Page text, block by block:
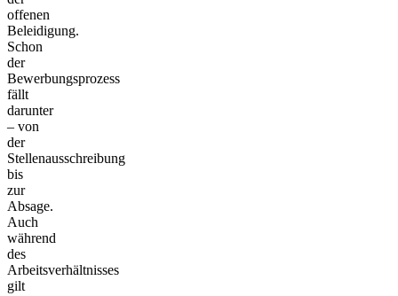
offenen
Beleidigung.
Schon
der
Bewerbungsprozess
fällt
darunter
– von
der
Stellenausschreibung
bis
zur
Absage.
Auch
während
des
Arbeitsverhältnisses
gilt